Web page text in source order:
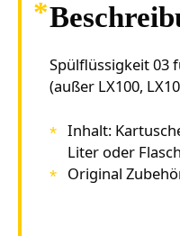
Spülflüssigkeit 03
(außer LX100,
Inhalt:
Liter oder
Original